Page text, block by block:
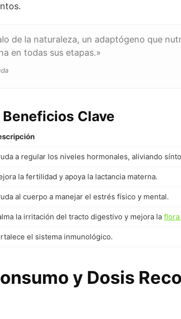
de la naturaleza, un adaptógeno que
en todas sus etapas.»
Clave
a regular los niveles hormonales, aliviando
la fertilidad y apoya la lactancia materna.
al cuerpo a manejar el estrés físico y mental.
la irritación del tracto digestivo y mejora la
el sistema inmunológico.
y Dosis